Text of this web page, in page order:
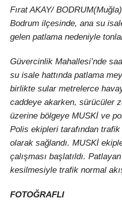
Fırat AKAY/
Bodrum ilçesinde, ana su
gelen patlama nedeniyle
Güvercinlik Mahallesi’nde
su isale hattında patlama
birlikte sular metrelerce
caddeye akarken, sürücüler
üzerine bölgeye MUSKİ ve
Polis ekipleri tarafından
olarak sağlandı. MUSKİ
çalışması başlatıldı.
kesilmesiyle trafik normal
FOTOĞRAFLI